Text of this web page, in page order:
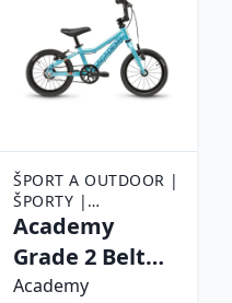
ŠPORT A OUTDOOR |
ŠPORTY |
CYKLISTIKA |
Academy
Grade 2 Belt
14" modrá - 8"
Academy